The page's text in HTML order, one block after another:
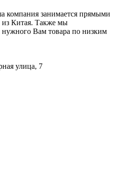
занимается прямыми
из Китая. Также мы
Вам товара по низким
улица, 7